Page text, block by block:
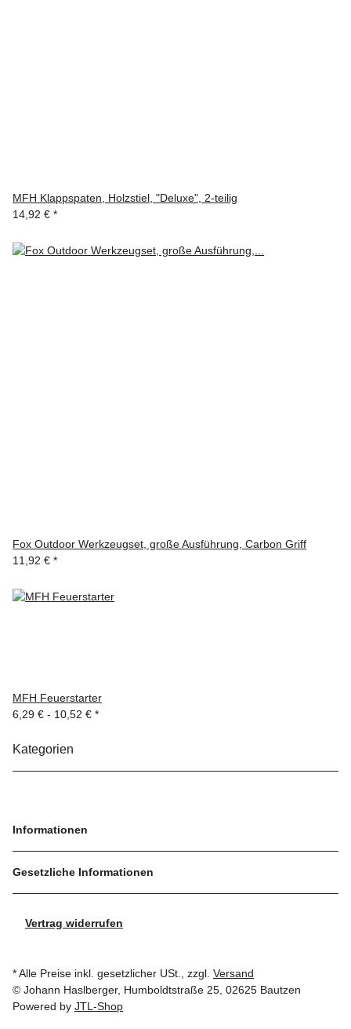
MFH Klappspaten, Holzstiel, "Deluxe", 2-teilig
14,92 € *
Fox Outdoor Werkzeugset, große Ausführung, Carbon Griff
11,92 € *
MFH Feuerstarter
6,29 € - 10,52 € *
Kategorien
Informationen
Gesetzliche Informationen
Vertrag widerrufen
* Alle Preise inkl. gesetzlicher USt., zzgl. Versand
© Johann Haslberger, Humboldtstraße 25, 02625 Bautzen
Powered by JTL-Shop